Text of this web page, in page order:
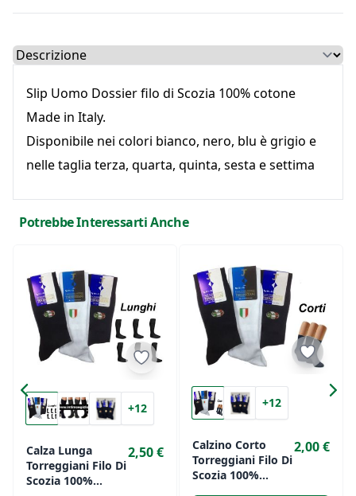
Select a tab
Slip Uomo Dossier filo di Scozia 100% cotone
Made in Italy.
Disponibile nei colori bianco, nero, blu è grigio e
nelle taglia terza, quarta, quinta, sesta e settima
Potrebbe Interessarti Anche
+12
Calza Lunga
Torreggiani Filo Di
Scozia 100%
2,50 €
+12
Calzino Corto
Torreggiani Filo Di
Scozia 100%
2,00 €